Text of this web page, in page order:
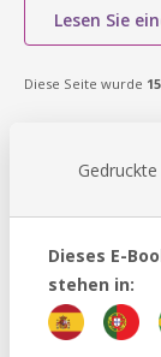
Lesen Sie
Diese Seite wurde
Dieses E-
stehen in: